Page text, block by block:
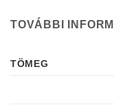
TOVÁBBI
TÖMEG